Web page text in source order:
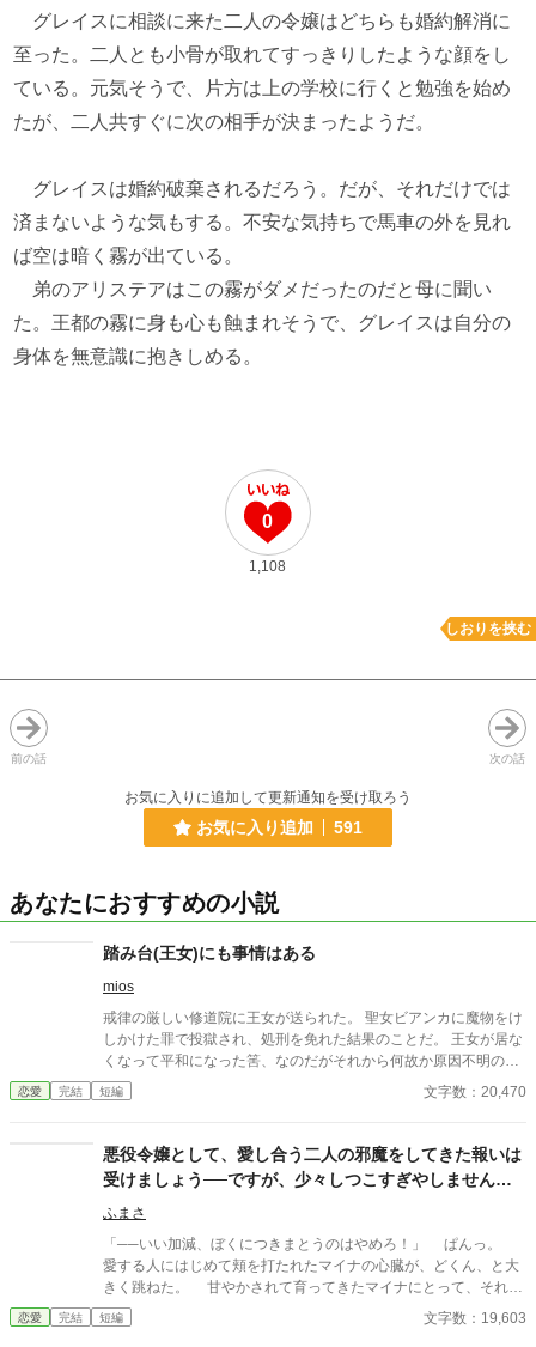
グレイスに相談に来た二人の令嬢はどちらも婚約解消に
至った。二人とも小骨が取れてすっきりしたような顔をし
ている。元気そうで、片方は上の学校に行くと勉強を始め
たが、二人共すぐに次の相手が決まったようだ。
グレイスは婚約破棄されるだろう。だが、それだけでは
済まないような気もする。不安な気持ちで馬車の外を見れ
ば空は暗く霧が出ている。
弟のアリステアはこの霧がダメだったのだと母に聞い
た。王都の霧に身も心も蝕まれそうで、グレイスは自分の
身体を無意識に抱きしめる。
0
1,108
しおりを挟む
前の話 次の話
お気に入りに追加して更新通知を受け取ろう
お気に入り追加 591
あなたにおすすめの小説
踏み台(王女)にも事情はある
mios
戒律の厳しい修道院に王女が送られた。 聖女ビアンカに魔物をけ
しかけた罪で投獄され、処刑を免れた結果のことだ。 王女が居な
くなって平和になった筈、なのだがそれから何故か原因不明の不
調が蔓延し始めて……原因究明の為、王女の元婚約者が調査に乗
り出した。
恋愛 完結 短編 文字数：20,470
悪役令嬢として、愛し合う二人の邪魔をしてきた報いは
受けましょう──ですが、少々しつこすぎやしません
か。
ふまさ
「──いい加減、ぼくにつきまとうのはやめろ！」 ぱんっ。
愛する人にはじめて頬を打たれたマイナの心臓が、どくん、と大
きく跳ねた。 甘やかされて育ってきたマイナにとって、それは
とてつもない衝撃だったのだろう。そのショックからか。前世の
ものであろう記憶が、マイナの頭の中を一気にぐるぐると駆け巡
恋愛 完結 短編 文字数：19,603